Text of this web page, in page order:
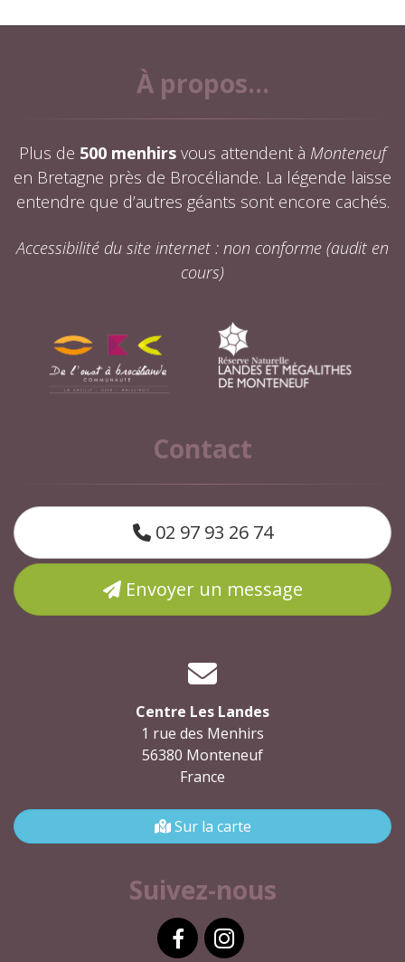
À propos...
Plus de 500 menhirs vous attendent à Monteneuf
en Bretagne près de Brocéliande. La légende laisse
entendre que d’autres géants sont encore cachés.
Accessibilité du site internet : non conforme (audit en
cours)
Contact
02 97 93 26 74
Envoyer un message
Centre Les Landes
1 rue des Menhirs
56380 Monteneuf
France
Sur la carte
Suivez-nous